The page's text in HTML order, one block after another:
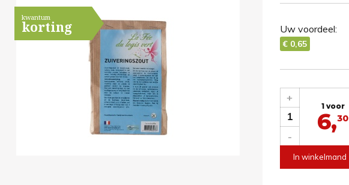
kwantum
korting Uw voordeel:
€ 0,65
1
-
+
1 voor
6,30
In winkelmand